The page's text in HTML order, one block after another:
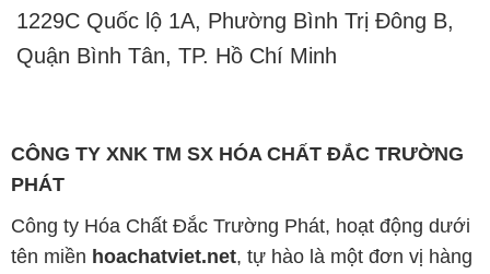
1229C Quốc lộ 1A, Phường Bình Trị Đông B,
Quận Bình Tân, TP. Hồ Chí Minh
CÔNG TY XNK TM SX HÓA CHẤT ĐẮC TRƯỜNG
PHÁT
Công ty Hóa Chất Đắc Trường Phát, hoạt động dưới
tên miền hoachatviet.net, tự hào là một đơn vị hàng